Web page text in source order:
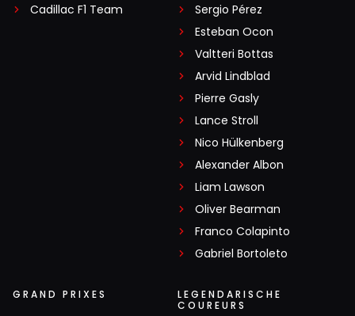
Cadillac F1 Team
Sergio Pérez
Esteban Ocon
Valtteri Bottas
Arvid Lindblad
Pierre Gasly
Lance Stroll
Nico Hülkenberg
Alexander Albon
Liam Lawson
Oliver Bearman
Franco Colapinto
Gabriel Bortoleto
GRAND PRIXES
LEGENDARISCHE
COUREURS